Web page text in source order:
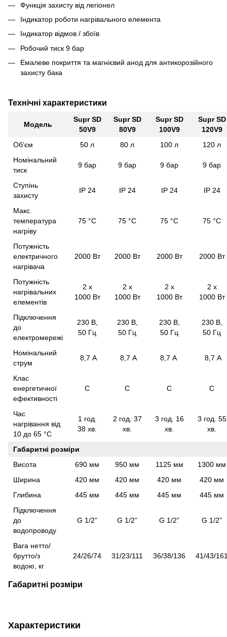
Функція захисту від легіонел
Індикатор роботи нагрівального елемента
Індикатор відмов / збоїв
Робочий тиск 9 бар
Емалеве покриття та магнієвий анод для антикорозійного
захисту бака
Технічні характеристики
Модель
Supr SD
50V9
Supr SD
80V9
Supr SD
100V9
Supr SD
120V9
Об’єм
50 л 80 л 100 л
120 л
Номінальний
тиск
9 бар 9 бар 9 бар 9 бар
Ступінь
захисту
IP 24 IP 24 IP 24 IP 24
Макс.
температура
нагріву
75 °С 75 °С 75 °С 75 °С
Потужність
електричного
нагрівача
2000 Вт 2000 Вт 2000 Вт 2000 Вт
Потужність
нагрівальних
елементів
2 х
1000 Вт
2 х
1000 Вт
2 х
1000 Вт
2 х
1000 Вт
Підключення
до
електромережі
230 В,
50 Гц
230 В,
50 Гц
230 В,
50 Гц
230 В,
50 Гц
Номінальний
струм
8,7 A 8,7 A 8,7 A 8,7 A
Клас
енергетичної
ефективності
С С С С
Час
нагрівання від
10 до 65 °С
1 год.
38 хв.
2 год. 37
хв.
3 год. 16
хв.
3 год. 55
хв.
Габаритні розміри
Висота
690 мм 950 мм 1125 мм
1300 мм
Ширина
420 мм 420 мм 420 мм
420 мм
Глибина
445 мм 445 мм 445 мм
445 мм
Підключення
до
водопроводу
G 1/2” G 1/2” G 1/2” G 1/2”
Вага нетто/
брутто/з
водою, кг
24/26/74 31/23/111 36/38/136 41/43/
Габаритні розміри
Характеристики